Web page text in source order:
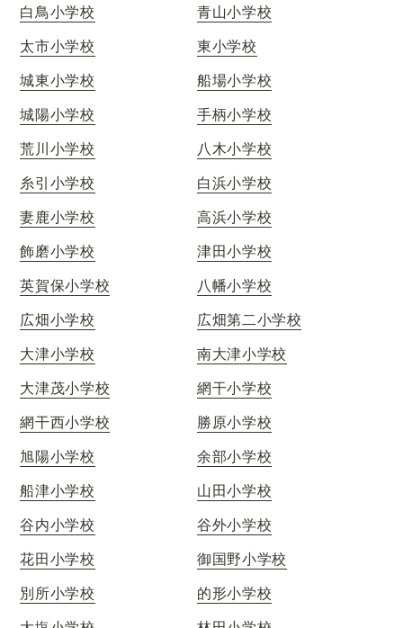
白鳥小学校
青山小学校
太市小学校
東小学校
城東小学校
船場小学校
城陽小学校
手柄小学校
荒川小学校
八木小学校
糸引小学校
白浜小学校
妻鹿小学校
高浜小学校
飾磨小学校
津田小学校
英賀保小学校
八幡小学校
広畑小学校
広畑第二小学校
大津小学校
南大津小学校
大津茂小学校
網干小学校
網干西小学校
勝原小学校
旭陽小学校
余部小学校
船津小学校
山田小学校
谷内小学校
谷外小学校
花田小学校
御国野小学校
別所小学校
的形小学校